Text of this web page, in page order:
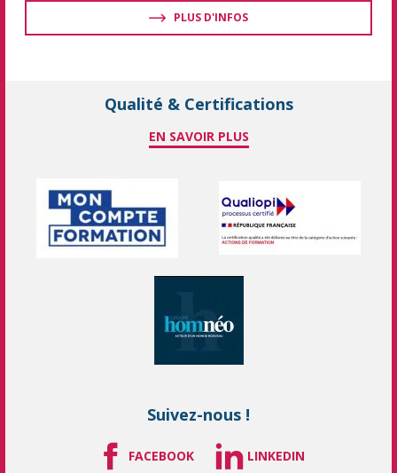
PLUS D'INFOS
Qualité & Certifications
EN SAVOIR PLUS
Suivez-nous !
FACEBOOK LINKEDIN